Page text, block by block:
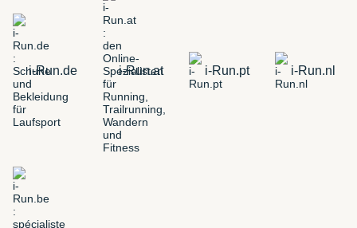
i-Run.de i-Run.at i-Run.pt i-Run.nl